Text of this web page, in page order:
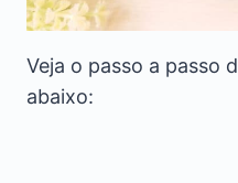
Veja o passo a passo
abaixo: